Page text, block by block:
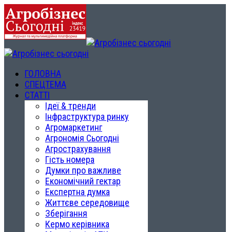
ГОЛОВНА
СПЕЦТЕМА
СТАТТІ
Ідеї & тренди
Інфраструктура ринку
Агромаркетинг
Агрономія Сьогодні
Агрострахування
Гість номера
Думки про важливе
Економічний гектар
Експертна думка
Життєве середовище
Зберігання
Кермо керівника